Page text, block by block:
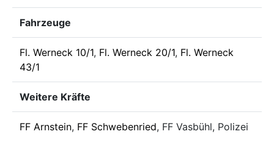
Fahrzeuge
Fl. Werneck 10/1, Fl. Werneck 20/1, Fl. Werneck
43/1
Weitere Kräfte
FF Arnstein, FF Schwebenried, FF Vasbühl, Polizei